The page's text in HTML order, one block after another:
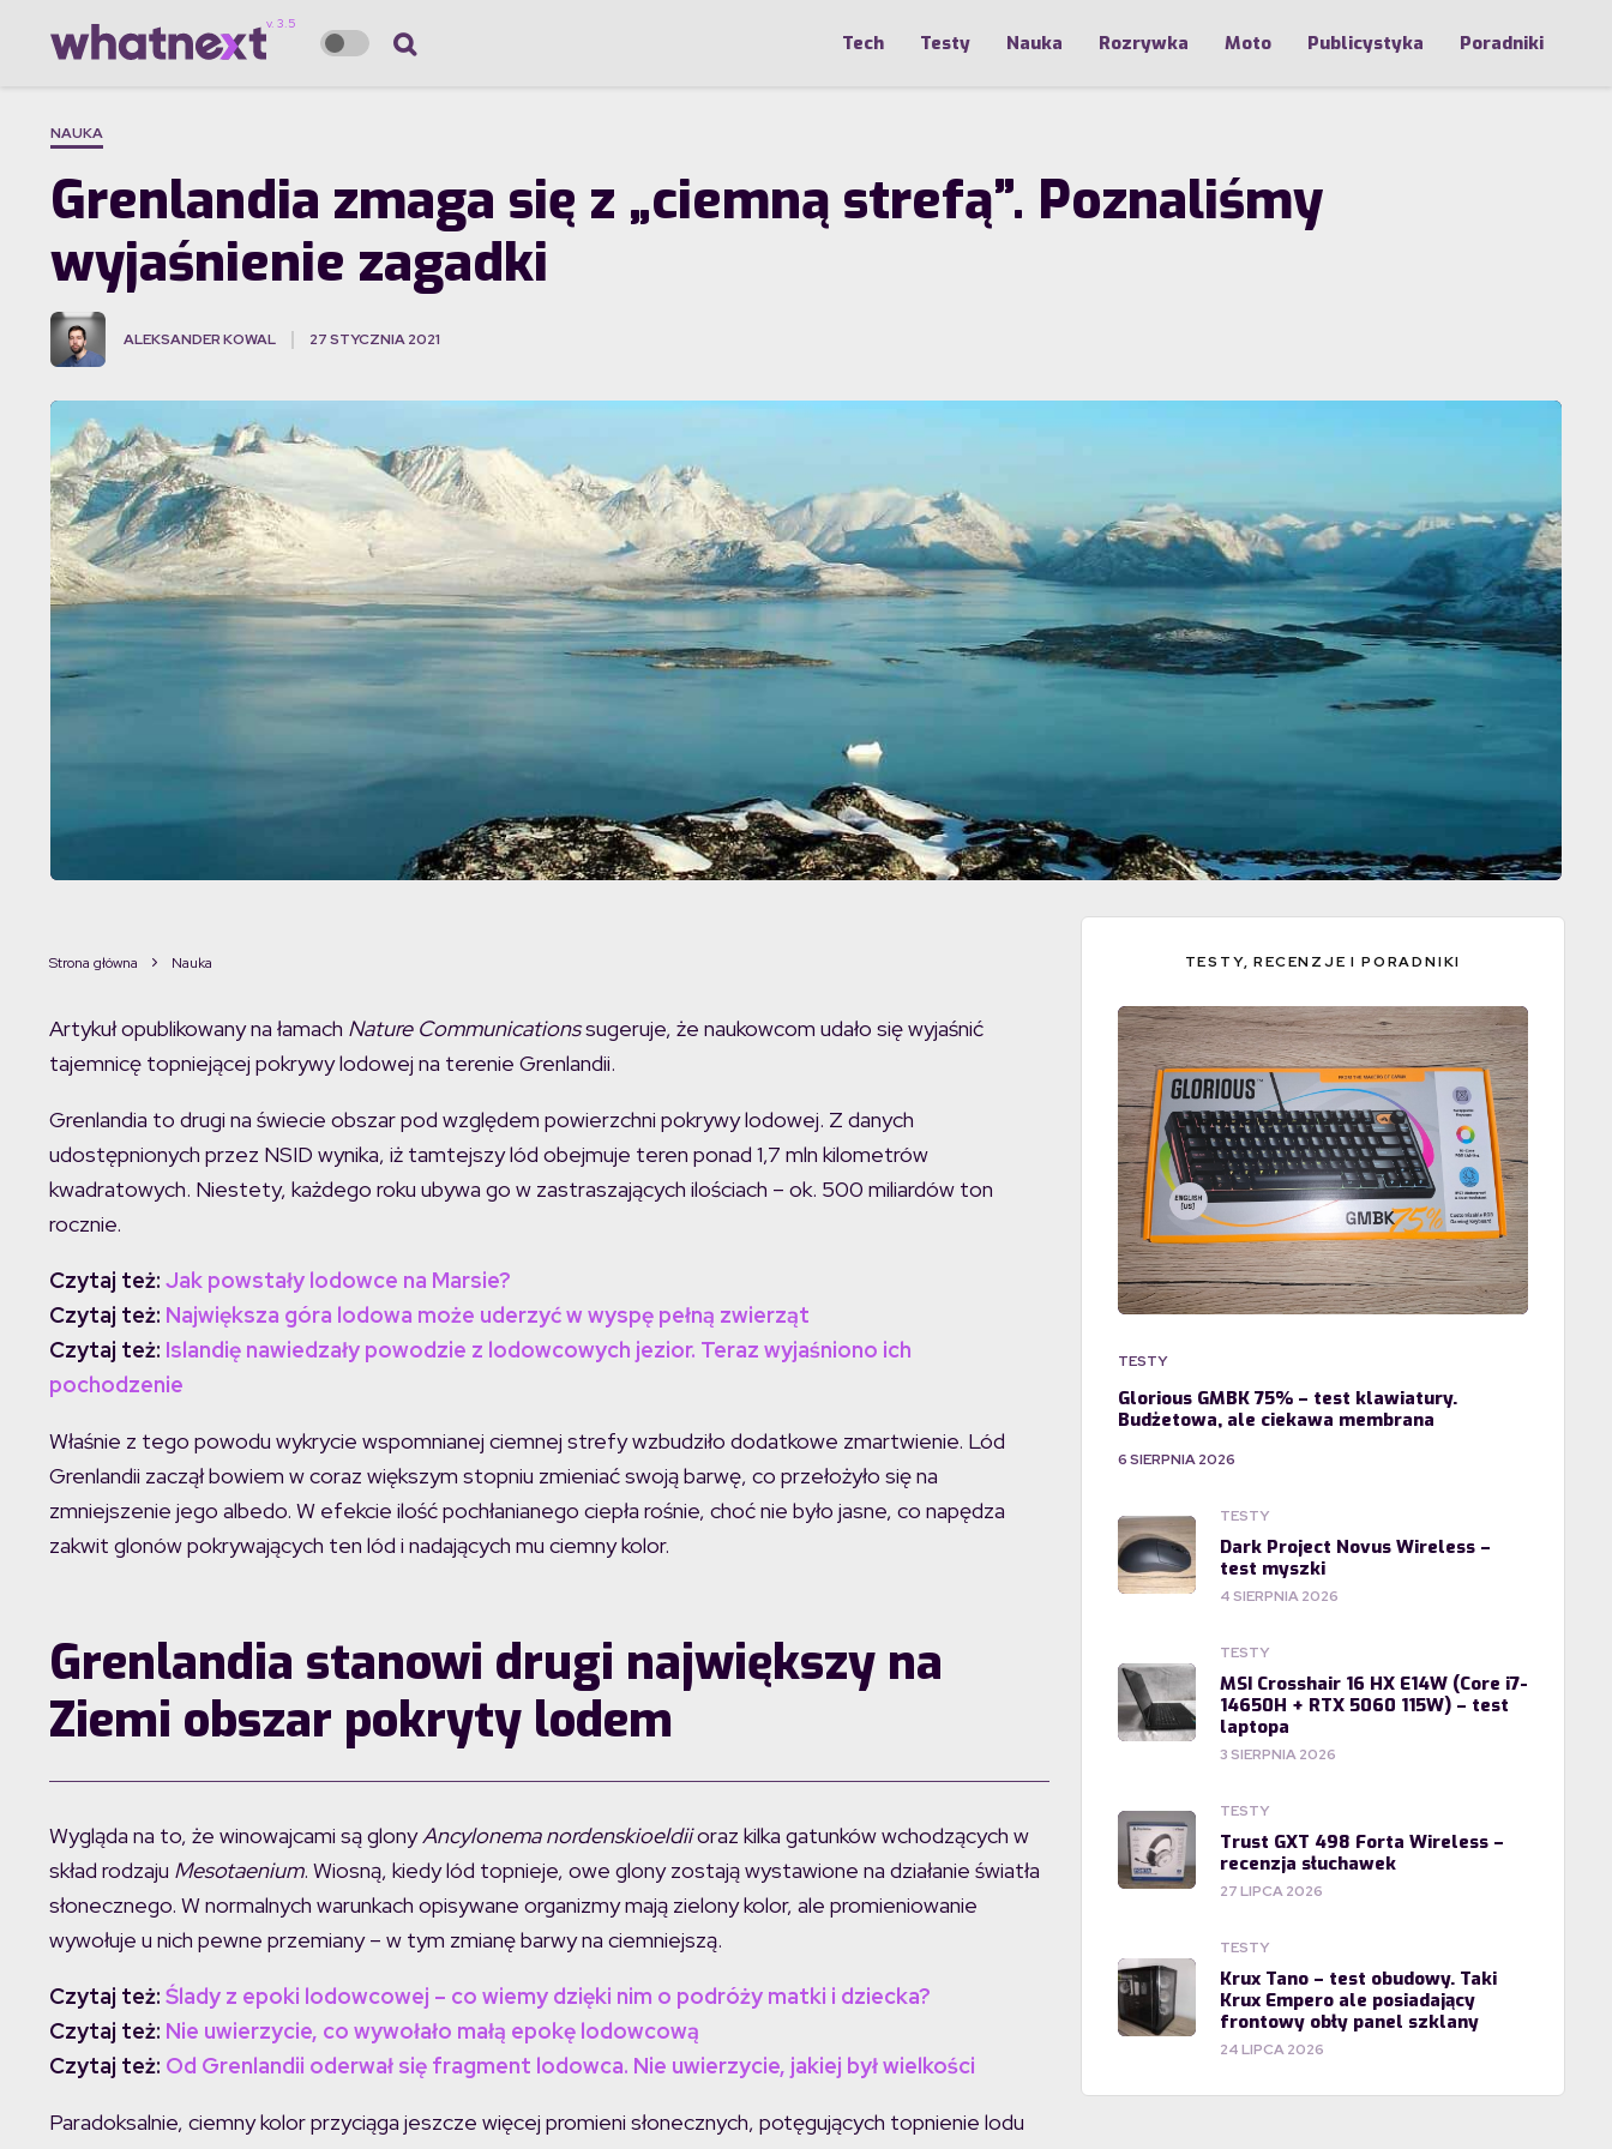
Tech Testy Nauka Rozrywka Moto Publicystyka Poradniki
NAUKA
Grenlandia zmaga się z „ciemną strefą”. Poznaliśmy
wyjaśnienie zagadki
ALEKSANDER KOWAL 27 STYCZNIA 2021
Strona główna Nauka
Artykuł opublikowany na łamach Nature Communicationssugeruje, że naukowcom udało się wyjaśnić
tajemnicę topniejącej pokrywy lodowej na terenie Grenlandii.
Grenlandia to drugi na świecie obszar pod względem powierzchni pokrywy lodowej. Z danych
udostępnionych przez NSID wynika, iż tamtejszy lód obejmuje teren ponad 1,7 mln kilometrów
kwadratowych. Niestety, każdego roku ubywa go w zastraszających ilościach – ok. 500 miliardów ton
rocznie.
Czytaj też: Jak powstały lodowce na Marsie?
Czytaj też: Największa góra lodowa może uderzyć w wyspę pełną zwierząt
Czytaj też: Islandię nawiedzały powodzie z lodowcowych jezior. Teraz wyjaśniono ich
pochodzenie
Właśnie z tego powodu wykrycie wspomnianej ciemnej strefy wzbudziło dodatkowe zmartwienie. Lód
Grenlandii zaczął bowiem w coraz większym stopniu zmieniać swoją barwę, co przełożyło się na
zmniejszenie jego albedo. W efekcie ilość pochłanianego ciepła rośnie, choć nie było jasne, co napędza
zakwit glonów pokrywających ten lód i nadających mu ciemny kolor.
Grenlandia stanowi drugi największy na
Ziemi obszar pokryty lodem
Wygląda na to, że winowajcami są glonyAncylonema nordenskioeldiioraz kilka gatunków wchodzących w
skład rodzaju Mesotaenium. Wiosną, kiedy lód topnieje, owe glony zostają wystawione na działanie światła
słonecznego. W normalnych warunkach opisywane organizmy mają zielony kolor, ale promieniowanie
wywołuje u nich pewne przemiany – w tym zmianę barwy na ciemniejszą.
Czytaj też: Ślady z epoki lodowcowej – co wiemy dzięki nim o podróży matki i dziecka?
Czytaj też: Nie uwierzycie, co wywołało małą epokę lodowcową
Czytaj też: Od Grenlandii oderwał się fragment lodowca. Nie uwierzycie, jakiej był wielkości
Paradoksalnie, ciemny kolor przyciąga jeszcze więcej promieni słonecznych, potęgujących topnienie lodu
TESTY, RECENZJE I PORADNIKI
TESTY
Glorious GMBK 75% – test klawiatury.
Budżetowa, ale ciekawa membrana
6 SIERPNIA 2026
TESTY
Dark Project Novus Wireless –
test myszki
4 SIERPNIA 2026
TESTY
MSI Crosshair 16 HX E14W (Core i7-
14650H + RTX 5060 115W) – test
laptopa
3 SIERPNIA 2026
TESTY
Trust GXT 498 Forta Wireless –
recenzja słuchawek
27 LIPCA 2026
TESTY
Krux Tano – test obudowy. Taki
Krux Empero ale posiadający
frontowy obły panel szklany
24 LIPCA 2026